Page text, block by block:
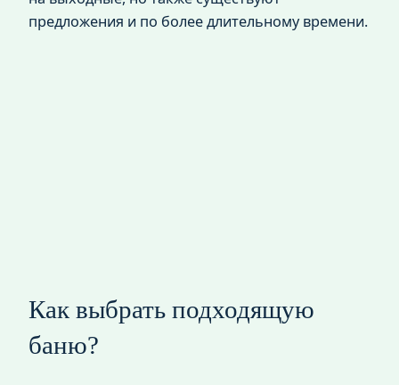
предложения и по более длительному времени.
Как выбрать подходящую
баню?